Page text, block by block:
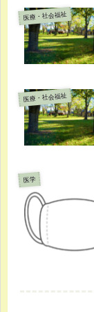
医療・社会福祉
医療・社会福祉
医学